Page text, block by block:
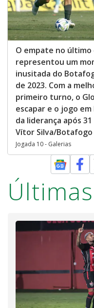
O empate no
representou um
inusitada do
de 2023. Com a
primeiro turno, o
escapar e o jogo
da liderança após
Vítor Silva/Botafogo
Jogada 10 - Galerias
Últimas